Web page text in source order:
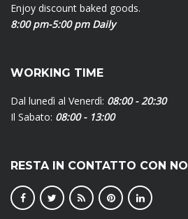
Enjoy discount baked goods.
8:00 pm-5:00 pm Daily
WORKING TIME
Dal lunedì al Venerdì: 08:00 - 20:30
Il Sabato: 08:00 - 13:00
RESTA IN CONTATTO CON NOI